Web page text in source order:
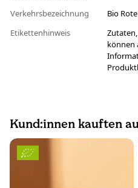
Verkehrsbezeichnung
Bio
Etikettenhinweis
können
Kund:innen kauften